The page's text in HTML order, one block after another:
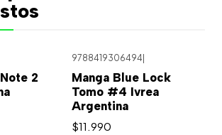
2
9788419306494
Manga Blue Lock
Tomo #4 Ivrea
Argentina
$11.990